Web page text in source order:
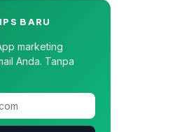
BARU
marketing
Anda. Tanpa